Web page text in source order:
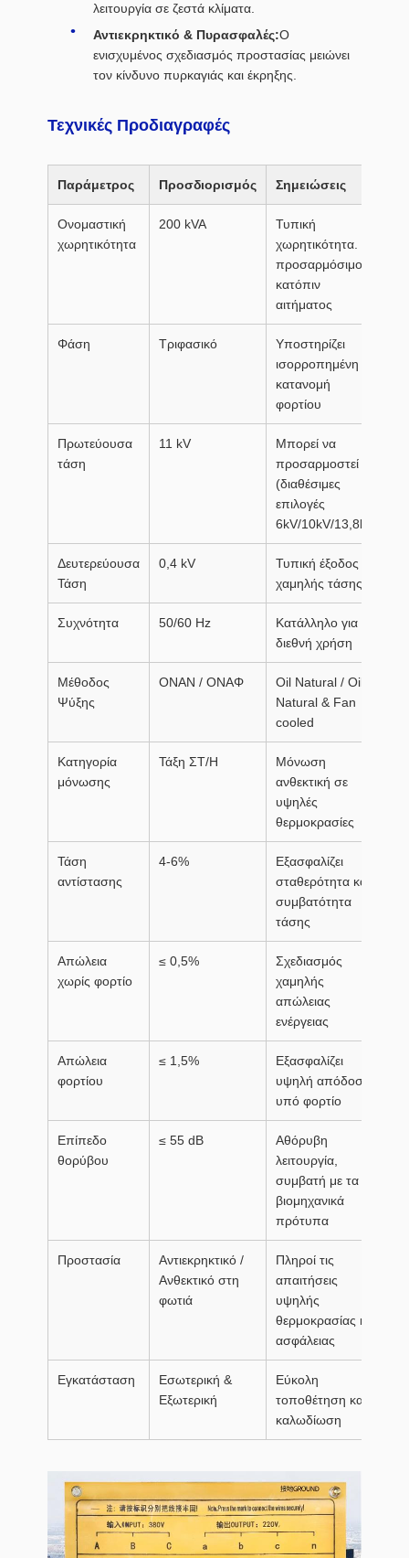
λειτουργία σε ζεστά κλίματα.
Αντιεκρηκτικό & Πυρασφαλές:Ο
ενισχυμένος σχεδιασμός προστασίας μειώνει
τον κίνδυνο πυρκαγιάς και έκρηξης.
Τεχνικές Προδιαγραφές
Παράμετρος Προσδιορισμός Σημειώσεις
Ονομαστική
χωρητικότητα
200 kVA
Τυπική
χωρητικότητα.
προσαρμόσιμο
κατόπιν
αιτήματος
Φάση Τριφασικό
Υποστηρίζει
ισορροπημένη
κατανομή
φορτίου
Πρωτεύουσα
τάση
11 kV
Μπορεί να
προσαρμοστεί
(διαθέσιμες
επιλογές
6kV/10kV/13,8kV)
Δευτερεύουσα
Τάση
0,4 kV
Τυπική έξοδος
χαμηλής τάσης
Συχνότητα 50/60 Hz
Κατάλληλο για
διεθνή χρήση
Μέθοδος
Ψύξης
ΟΝΑΝ / ΟΝΑΦ
Oil Natural / Oil
Natural & Fan
cooled
Κατηγορία
μόνωσης
Τάξη ΣΤ/Η
Μόνωση
ανθεκτική σε
υψηλές
θερμοκρασίες
Τάση
αντίστασης
4-6%
Εξασφαλίζει
σταθερότητα και
συμβατότητα
τάσης
Απώλεια
χωρίς φορτίο
≤ 0,5%
Σχεδιασμός
χαμηλής
απώλειας
ενέργειας
Απώλεια
φορτίου
≤ 1,5%
Εξασφαλίζει
υψηλή απόδοση
υπό φορτίο
Επίπεδο
θορύβου
≤ 55 dB
Αθόρυβη
λειτουργία,
συμβατή με τα
βιομηχανικά
πρότυπα
Προστασία
Αντιεκρηκτικό /
Ανθεκτικό στη
φωτιά
Πληροί τις
απαιτήσεις
υψηλής
θερμοκρασίας και
ασφάλειας
Εγκατάσταση
Εσωτερική &
Εξωτερική
Εύκολη
τοποθέτηση και
καλωδίωση